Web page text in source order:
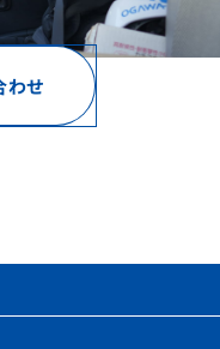
わせ